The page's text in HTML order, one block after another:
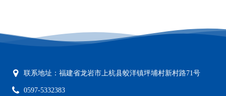
联系地址：福建省龙岩市上杭县蛟洋镇坪埔村新村路71号
0597-5332383